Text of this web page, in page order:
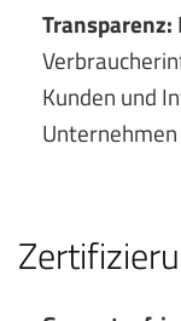
Transparenz:
Kunden und